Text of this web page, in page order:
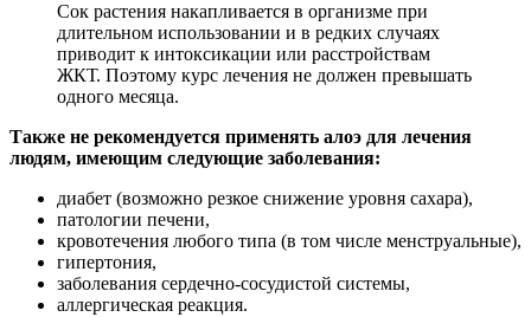
Сок растения накапливается в организме при
длительном использовании и в редких случаях
приводит к интоксикации или расстройствам
ЖКТ. Поэтому курс лечения не должен превышать
одного месяца.
Также не рекомендуется применять алоэ для лечения
людям, имеющим следующие заболевания:
диабет (возможно резкое снижение уровня сахара),
патологии печени,
кровотечения любого типа (в том числе менструальные),
гипертония,
заболевания сердечно-сосудистой системы,
аллергическая реакция.